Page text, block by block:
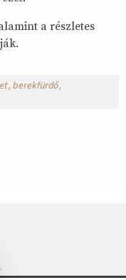
a részletes
berekfürdő